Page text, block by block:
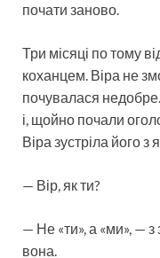
почати заново.
Три місяці по тому
коханцем. Віра не
почувалася
і, щойно почали
Віра зустріла його
— Вір, як ти?
— Не «ти», а «ми», —
вона.